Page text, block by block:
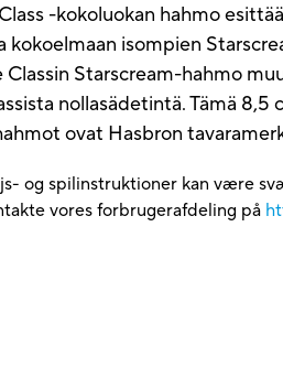
-kokoluokan hahmo
isompien
Starscream-hahmo
nollasädetintä. Tämä
ovat Hasbron
og spilinstruktioner kan være
vores forbrugerafdeling på